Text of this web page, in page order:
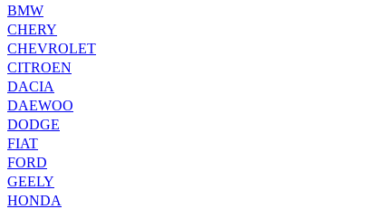
BMW
CHERY
CHEVROLET
CITROEN
DACIA
DAEWOO
DODGE
FIAT
FORD
GEELY
HONDA